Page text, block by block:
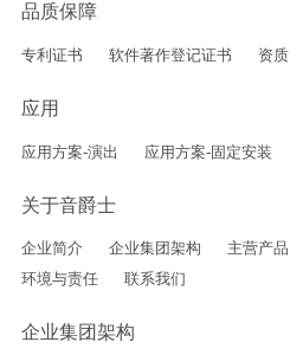
品质保障
专利证书 软件著作登记证书 资质
应用
应用方案-演出 应用方案-固定安装
关于音爵士
企业简介 企业集团架构 主营产品
环境与责任
联系我们
企业集团架构